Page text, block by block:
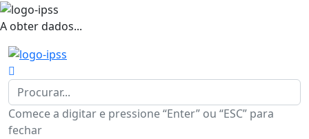
A obter dados...
Comece a digitar e pressione “Enter” ou “ESC” para
fechar